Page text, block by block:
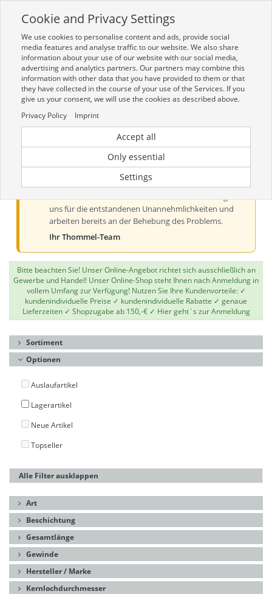
Zur mobilen Kompaktversion (Login erforderlich)
Toggle
navigation
Aktueller Hinweis zur Preis- und
Verfügbarkeitsanzeige
Liebe Kundinnen und Kunden, derzeit kann es bei der
Preis- und Verfügbarkeitsanzeige aus technischen
uns für die entstandenen Unannehmlichkeiten und
arbeiten bereits an der Behebung des Problems.
Ihr Thommel-Team
Bitte beachten Sie! Unser Online-Angebot richtet sich ausschließlich an
Gewerbe und Handel! Unser Online-Shop steht Ihnen nach Anmeldung in
vollem Umfang zur Verfügung! Nutzen Sie Ihre Kundenvorteile: ✓
kundenindividuelle Preise ✓ kundenindividuelle Rabatte ✓ genaue
Lieferzeiten ✓ Shopzugabe ab 150,-€ ✓ Hier geht`s zur Anmeldung
Sortiment
Optionen
Auslaufartikel
Lagerartikel
Neue Artikel
Topseller
Alle Filter ausklappen
Art
Beschichtung
Gesamtlänge
Gewinde
Hersteller / Marke
Kernlochdurchmesser
Cookie and Privacy Settings
We use cookies to personalise content and ads, provide social
media features and analyse traffic to our website. We also share
information about your use of our website with our social media,
advertising and analytics partners. Our partners may combine this
information with other data that you have provided to them or that
they have collected in the course of your use of the Services. If you
give us your consent, we will use the cookies as described above.
Privacy Policy
Imprint
Accept all
Only essential
Settings